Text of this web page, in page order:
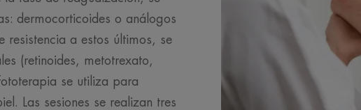
dermocorticoides o análogos
resistencia a estos últimos, se
(retinoides, metotrexato,
se utiliza para
Las sesiones se realizan tres